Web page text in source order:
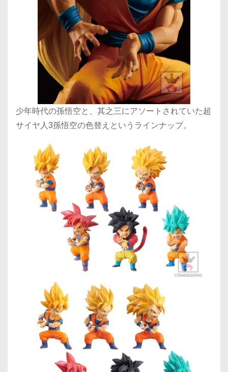
少年時代の孫悟空と、其之三にアソートされていた超
サイヤ人3孫悟空の色替えというラインナップ。